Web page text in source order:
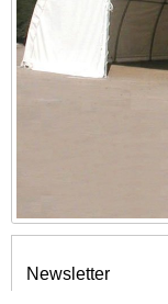
Newsletter